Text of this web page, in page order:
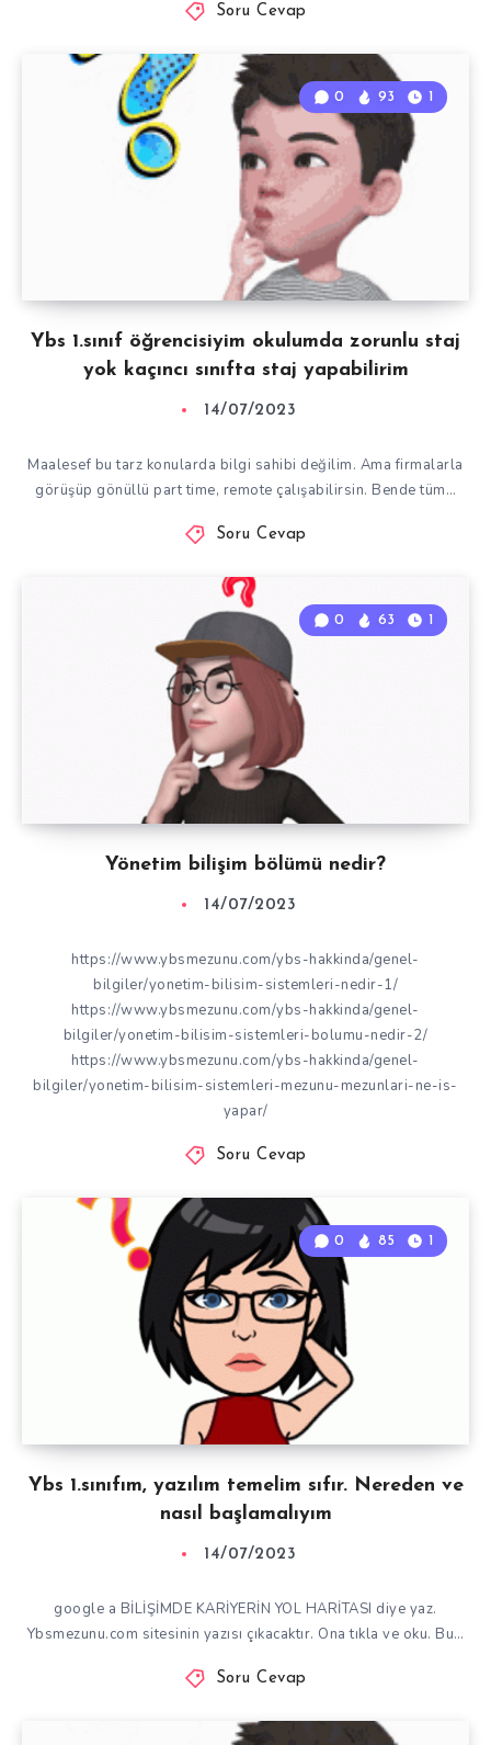
Soru Cevap
Ybs 1.sınıf öğrencisiyim okulumda zorunlu staj
yok kaçıncı sınıfta staj yapabilirim
0 93 1
14/07/2023
Maalesef bu tarz konularda bilgi sahibi değilim. Ama firmalarla
görüşüp gönüllü part time, remote çalışabilirsin. Bende tüm…
Soru Cevap
Yönetim bilişim bölümü nedir?
0 63 1
14/07/2023
https://www.ybsmezunu.com/ybs-hakkinda/genel-
bilgiler/yonetim-bilisim-sistemleri-nedir-1/
https://www.ybsmezunu.com/ybs-hakkinda/genel-
bilgiler/yonetim-bilisim-sistemleri-bolumu-nedir-2/
https://www.ybsmezunu.com/ybs-hakkinda/genel-
bilgiler/yonetim-bilisim-sistemleri-mezunu-mezunlari-ne-is-
yapar/
Soru Cevap
Ybs 1.sınıfım, yazılım temelim sıfır. Nereden ve
nasıl başlamalıyım
0 85 1
14/07/2023
google a BİLİŞİMDE KARİYERİN YOL HARİTASI diye yaz.
Ybsmezunu.com sitesinin yazısı çıkacaktır. Ona tıkla ve oku. Bu…
Soru Cevap